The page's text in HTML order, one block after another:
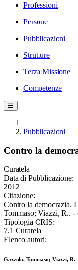
Professioni
Persone
Pubblicazioni
Strutture
Terza Missione
Competenze
☰
Pubblicazioni
Contro la
Curatela
Data di Pubblicazione:
2012
Citazione:
Contro la democrazia.
Tommaso; Viazzi, R.. -
Tipologia CRIS:
7.1 Curatela
Elenco autori:
Gazzolo, Tommaso; Viazzi, R.